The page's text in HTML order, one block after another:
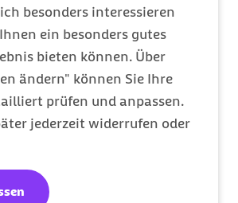
besonders interessieren
ein besonders gutes
bieten können. Über
ändern" können Sie Ihre
prüfen und anpassen.
jederzeit widerrufen oder
mitteilen.
ist verpflichtet Ihnen ein
zur Verfügung zu
Körperpflege durchführen
Ihre Bade- und Duschhilfe
Sie die
und Hinweise, die Ihnen der
der Einweisung gibt.